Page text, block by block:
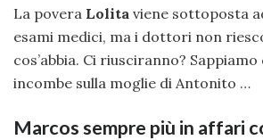
La povera Lolita viene sottoposta
esami medici, ma i dottori non
cos’abbia. Ci riusciranno?
incombe sulla moglie di Antonito …
Marcos sempre più in affari